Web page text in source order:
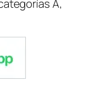
A,